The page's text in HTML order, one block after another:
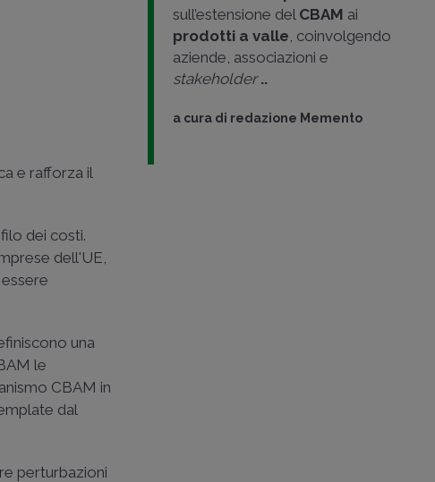
e rafforza il
dei costi.
dell'UE,
una
le
CBAM in
dal
perturbazioni
sull’estensione del CBAM ai
prodotti a valle, coinvolgendo
aziende, associazioni e
stakeholder..
a cura di redazione Memento